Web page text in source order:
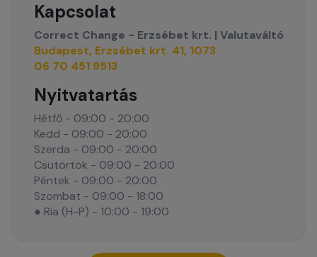
Kapcsolat
Correct Change - Erzsébet krt. | Valutaváltó
Budapest, Erzsébet krt. 41, 1073
06 70 451 9513
Nyitvatartás
Hétfő - 09:00 - 20:00
Kedd - 09:00 - 20:00
Szerda - 09:00 - 20:00
Csütörtök - 09:00 - 20:00
Péntek - 09:00 - 20:00
Szombat - 09:00 - 18:00
● Ria (H-P) - 10:00 - 19:00